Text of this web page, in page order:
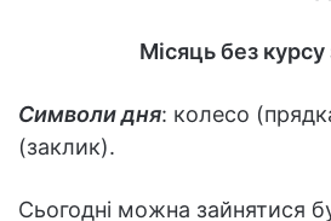
Місяць без курсу
Символи дня: колесо
(заклик).
Сьогодні можна зайнятися